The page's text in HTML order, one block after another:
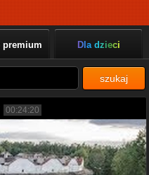
premium Dla dzieci
szukaj
00:24:20